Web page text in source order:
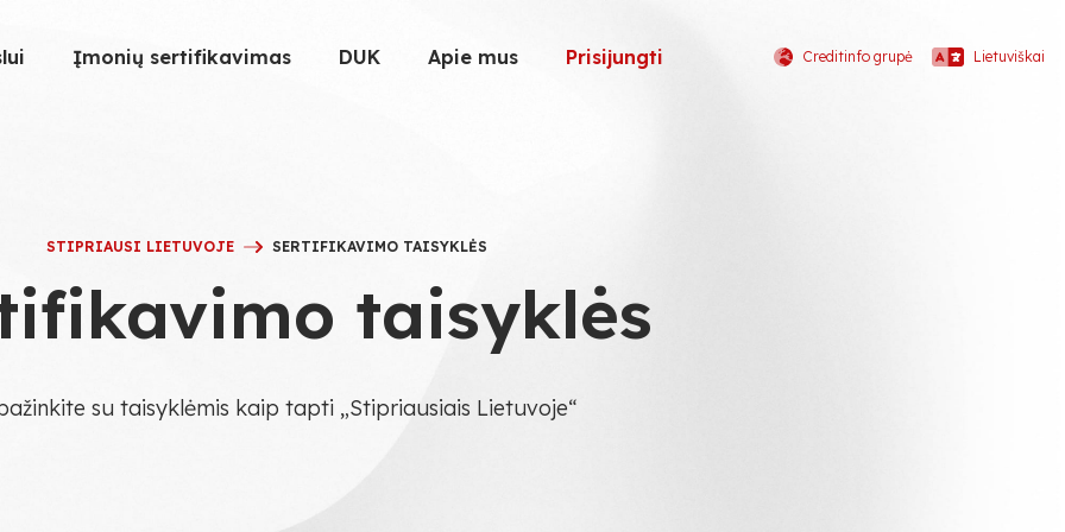
Įmonių sertifikavimas DUK Apie mus Prisijungti Creditinfo grupė Lietuviškai
STIPRIAUSI LIETUVOJE SERTIFIKAVIMO TAISYKLĖS
taisyklės
su taisyklėmis kaip tapti „Stipriausiais Lietuvoje“